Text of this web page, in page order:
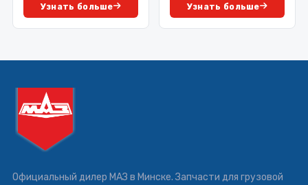
Узнать больше
Узнать больше
Официальный дилер МАЗ в Минске. Запчасти для грузовой